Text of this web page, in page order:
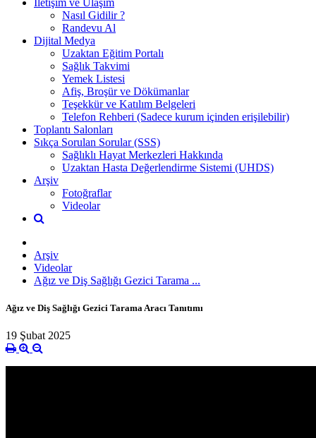
Nasıl Gidilir ?
Randevu Al
Dijital Medya
Uzaktan Eğitim Portalı
Sağlık Takvimi
Yemek Listesi
Afiş, Broşür ve Dökümanlar
Teşekkür ve Katılım Belgeleri
Telefon Rehberi (Sadece kurum içinden erişilebilir)
Toplantı Salonları
Sıkça Sorulan Sorular (SSS)
Sağlıklı Hayat Merkezleri Hakkında
Uzaktan Hasta Değerlendirme Sistemi (UHDS)
Arşiv
Fotoğraflar
Videolar
Arşiv
Videolar
Ağız ve Diş Sağlığı Gezici Tarama ...
Ağız ve Diş Sağlığı Gezici Tarama Aracı Tanıtımı
19 Şubat 2025